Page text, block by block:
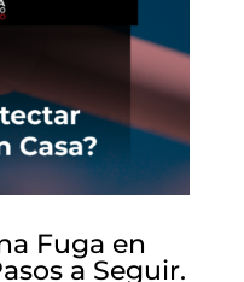
Fuga en
a Seguir.